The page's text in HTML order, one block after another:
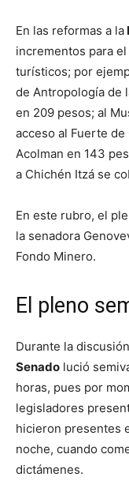
En las reformas a la
incrementos para
turísticos; por
de Antropología de
en 209 pesos; al
acceso al Fuerte
Acolman en 143
a Chichén Itzá se
En este rubro, el
la senadora
Fondo Minero.
El pleno
Durante la
Senado lució
horas, pues por
legisladores
hicieron presentes
noche, cuando
dictámenes.